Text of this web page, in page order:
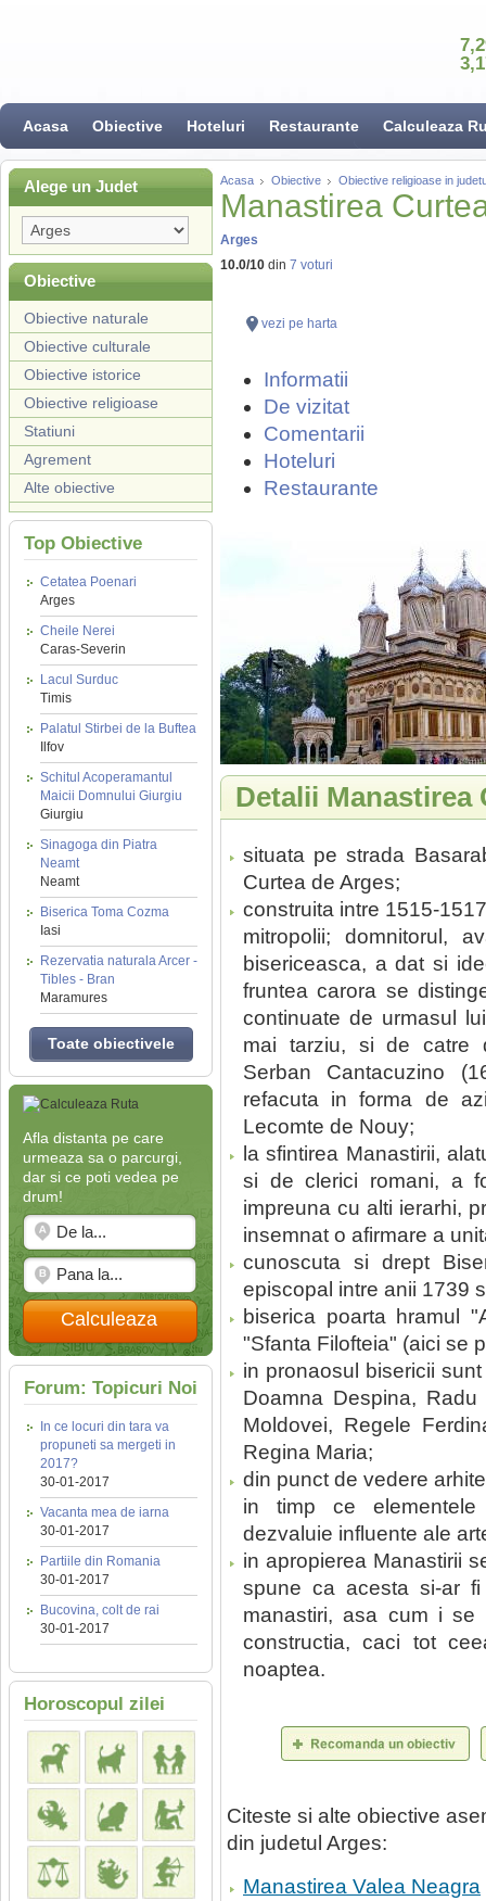
Acasa Obiective Hoteluri Restaurante Calculeaza
Alege un Judet
Obiective
Obiective naturale
Obiective culturale
Obiective istorice
Obiective religioase
Statiuni
Agrement
Alte obiective
Top Obiective
Cetatea Poenari
Arges
Cheile Nerei
Caras-Severin
Lacul Surduc
Timis
Palatul Stirbei de la Buftea
Ilfov
Schitul Acoperamantul
Maicii Domnului Giurgiu
Giurgiu
Sinagoga din Piatra
Neamt
Neamt
Biserica Toma Cozma
Iasi
Rezervatia naturala Arcer -
Tibles - Bran
Maramures
Toate obiectivele
Afla distanta pe care
urmeaza sa o parcurgi,
dar si ce poti vedea pe
drum!
Calculeaza
Forum: Topicuri Noi
In ce locuri din tara va
propuneti sa mergeti in
2017?
30-01-2017
Vacanta mea de iarna
30-01-2017
Partiile din Romania
30-01-2017
Bucovina, colt de rai
30-01-2017
Horoscopul zilei
Acasa Obiective Obiective religioase in
Manastirea
Arges
10.0/10 din 7 voturi
vezi pe harta
Informatii
De vizitat
Comentarii
Hoteluri
Restaurante
Detalii Manastirea
situata pe strada
Curtea de Arges;
construita intre 1515-
mitropolii; domnitorul,
bisericeasca, a dat si
fruntea carora se
continuate de urmasul
mai tarziu, si de catre
Serban Cantacuzino
refacuta in forma de
Lecomte de Nouy;
la sfintirea Manastirii,
si de clerici romani, a
impreuna cu alti ierarhi,
insemnat o afirmare a
cunoscuta si drept
episcopal intre anii 1739
biserica poarta hramul
"Sfanta Filofteia" (aici se
in pronaosul bisericii
Doamna Despina,
Moldovei, Regele
Regina Maria;
din punct de vedere
in timp ce elementele
dezvaluie influente ale
in apropierea Manastirii
spune ca acesta si-ar
manastiri, asa cum i
constructia, caci tot
noaptea.
Citeste si alte obiective
din judetul Arges:
Manastirea Valea Neagra